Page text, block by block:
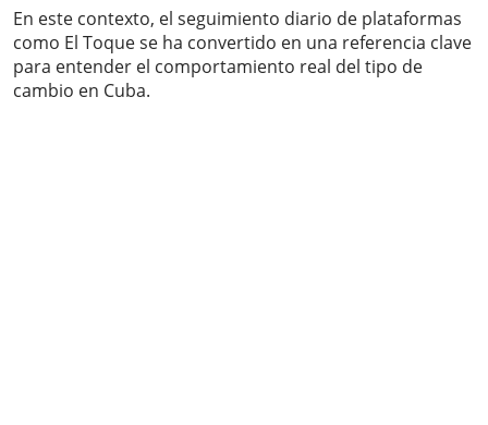
En este contexto, el seguimiento diario de plataformas
como El Toque se ha convertido en una referencia clave
para entender el comportamiento real del tipo de
cambio en Cuba.